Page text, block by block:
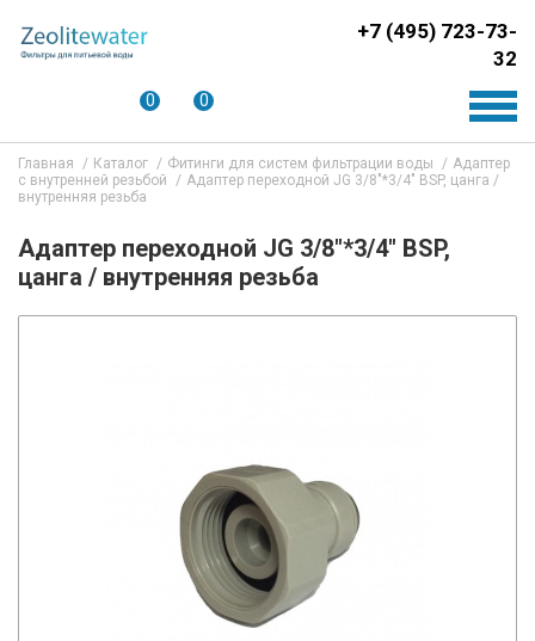
+7 (495) 723-73-
32
0 0
Главная Каталог Фитинги для систем фильтрации воды
Адаптер
с внутренней резьбой
Адаптер переходной JG 3/8"*3/4" BSP, цанга /
внутренняя резьба
Адаптер переходной JG 3/8"*3/4" BSP,
цанга / внутренняя резьба